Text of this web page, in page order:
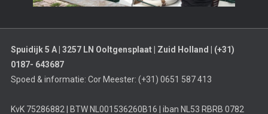
Spuidijk 5 A | 3257 LN Ooltgensplaat | Zuid Holland | (+31)
0187- 643687
Spoed & informatie: Cor Meester: (+31) 0651 587 413
KvK 75286882 | BTW NL001536260B16 | iban NL53 RBRB 0782